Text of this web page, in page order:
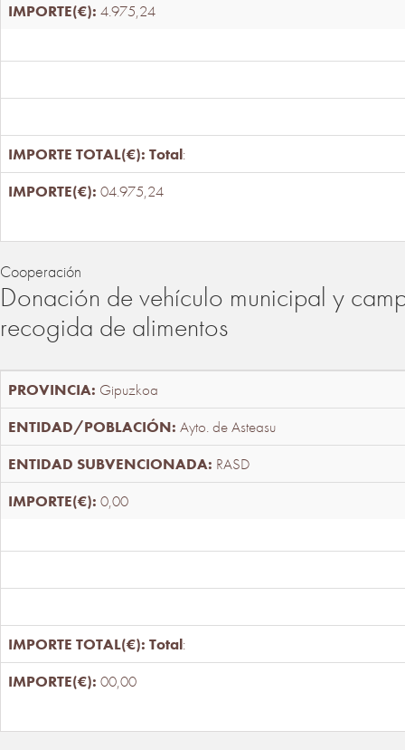
4.975,24
Total:
04.975,24
Cooperación
Donación de vehículo municipal y
recogida de alimentos
Gipuzkoa
Ayto. de Asteasu
RASD
0,00
Total:
00,00